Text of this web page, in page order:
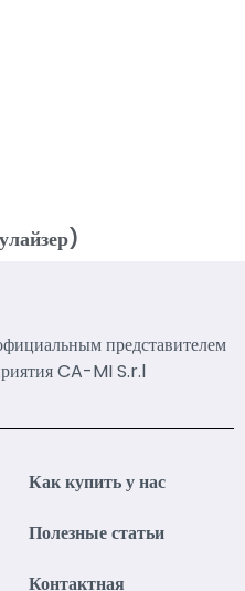
представителем
CA-MI S.r.l
Как купить у нас
Полезные статьи
Контактная